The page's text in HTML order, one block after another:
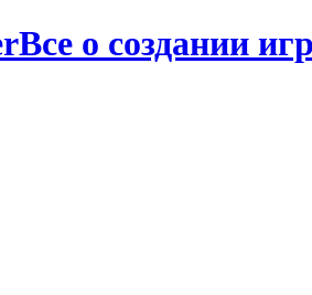
Все о создании